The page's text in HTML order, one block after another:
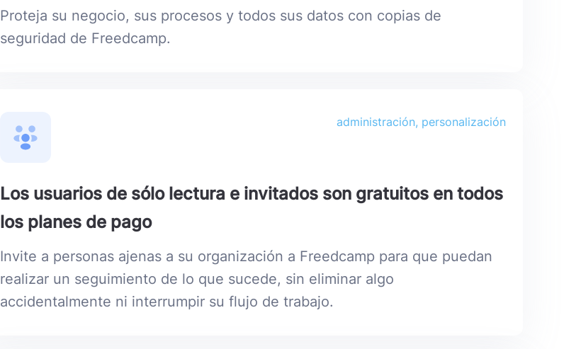
Proteja su negocio, sus procesos y todos sus datos con copias de
seguridad de Freedcamp.
administración, personalización
Los usuarios de sólo lectura e invitados son gratuitos en todos
los planes de pago
Invite a personas ajenas a su organización a Freedcamp para que puedan
realizar un seguimiento de lo que sucede, sin eliminar algo
accidentalmente ni interrumpir su flujo de trabajo.